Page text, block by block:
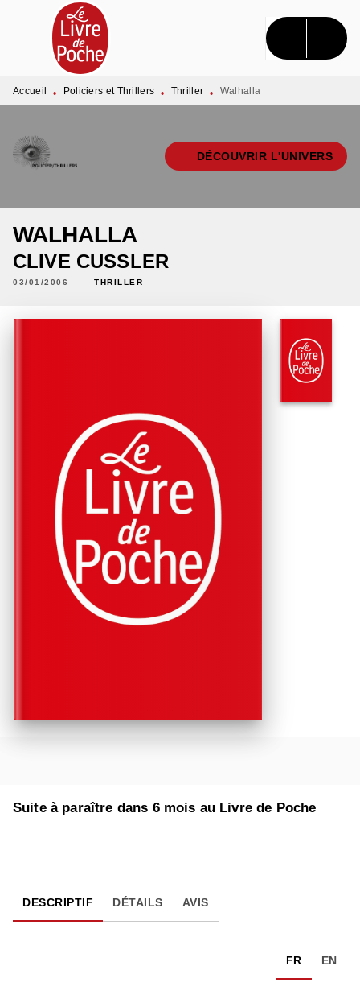
MENU RECHERCHE CONTENU
PIED DE PAGE
Accueil • Policiers et Thrillers • Thriller • Walhalla
DÉCOUVRIR L'UNIVERS
WALHALLA
CLIVE CUSSLER
03/01/2006 THRILLER
Suite à paraître dans 6 mois au Livre de Poche
DESCRIPTIF DÉTAILS AVIS
FR EN